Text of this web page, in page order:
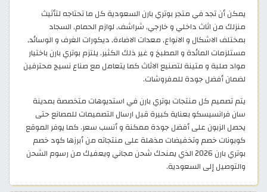
يمكن أن تجد في متجر بوتري بارن السعودية كل ما تحتاجه لتأثيث
منزلك من اثاث داخلي و خارجي, شراشف, لوازم الحمام, السجاد
بمختلف الاشكال و الانواع, معدات الاضاءة, ديكورات الغرف و الوسائد,
مستلزمات المائدة و المطبخ و غير ذلك الكثير. يلتزم بوتري بارن باختيار
مواد صلبة و متينة لتصنيع الاثاث كما يتعامل مع صناع نسيج محترفين
لضمان أفضل جودة للمفروشات.
يتم تصميم كل منتجات بوتري بارن في استديوهات متخصصة بمدينة
سان فرانسيسكو بعناية كبيرة قبل ارسال التصميمات للمصانع حتى
يحصل الزبون على أفضل جودة ممكنة و أنسب سعر. كما يوفر الموقع
كوبونات خصم وتخفيضات مذهلة على منتجاته من أبرزها كود خصم
بوتري بارن 2026 الذي يمنحك شحن مجاني ويعفيك من رسوم الشحن
والتوصيل إلى السعودية.